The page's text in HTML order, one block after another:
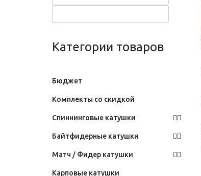
Категории товаров
Бюджет
Комплекты со скидкой
Спиннинговые катушки
Байтфидерные катушки
Матч / Фидер катушки
Карповые катушки